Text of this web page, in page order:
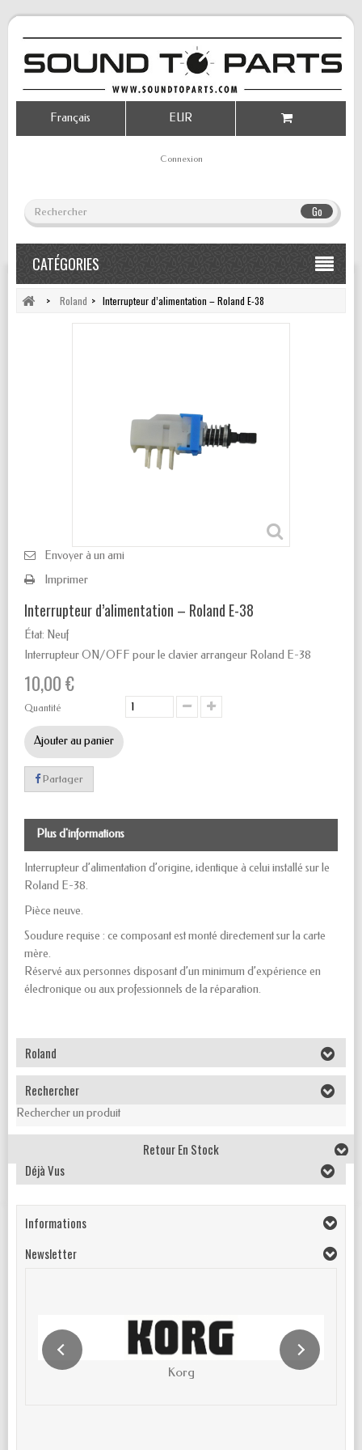
Go
Connexion
EUR
Français
CATÉGORIES
> Roland > Interrupteur d’alimentation – Roland E-38
Envoyer à un ami
Imprimer
Interrupteur d’alimentation – Roland E-38
État: Neuf
Interrupteur ON/OFF pour le clavier arrangeur Roland E-38
10,00 €
Quantité
Ajouter au panier
Partager
Plus d'informations
Interrupteur d’alimentation d’origine, identique à celui installé sur le
Roland E-38.
Pièce neuve.
Soudure requise : ce composant est monté directement sur la carte
mère.
Réservé aux personnes disposant d’un minimum d’expérience en
électronique ou aux professionnels de la réparation.
Roland
Rechercher
Rechercher un produit
Retour En Stock
Déjà Vus
Informations
Newsletter
Korg